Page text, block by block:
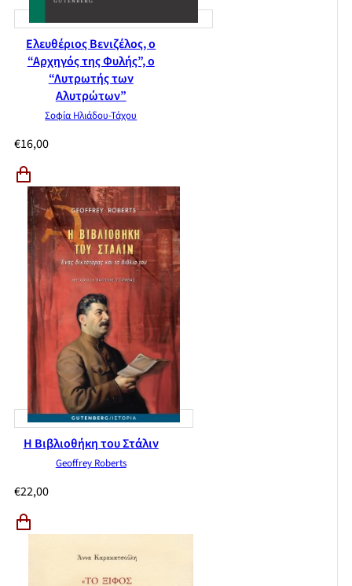
Ελευθέριος Βενιζέλος, ο
“Αρχηγός της Φυλής”, ο
“Λυτρωτής των
Αλυτρώτων”
Σοφία Ηλιάδου-Τάχου
€16,00
Η Βιβλιοθήκη του Στάλιν
Geoffrey Roberts
€22,00